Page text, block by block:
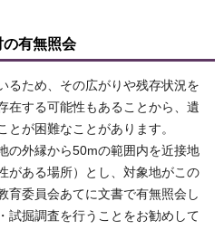
有無照会
るため、その広がりや残存状況を
在する可能性もあることから、遺
とが困難なことがあります。
の外縁から50mの範囲内を近接地
がある場所）とし、対象地がこの
育委員会あてに文書で有無照会し
試掘調査を行うことをお勧めして